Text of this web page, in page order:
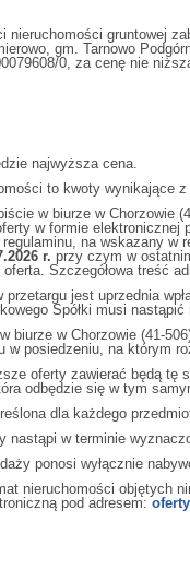
gruntowej
gm. Tarnowo
0, za cenę nie
najwyższa cena.
to kwoty wynikające
w biurze w Chorzowie
w formie elektronicznej
na wskazany w
r. przy czym w
Szczegółowa treść
jest uprzednia
Spółki musi
biurze w Chorzowie (41-
w posiedzeniu, na którym
oferty zawierać będą tę
odbędzie się w tym
dla każdego
nastąpi w terminie
ponosi wyłącznie
nieruchomości objętych
pod adresem: